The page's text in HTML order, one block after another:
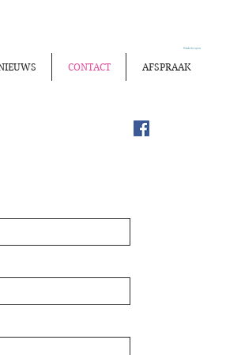
Winkelwagen
CONTACT AFSPRAAK